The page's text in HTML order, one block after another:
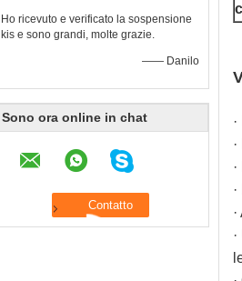
Ho ricevuto e verificato la sospensione
kis e sono grandi, molte grazie.
—— Danilo
Sono ora online in chat